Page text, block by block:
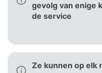
gevolg van enige
de service
Ze kunnen op elk